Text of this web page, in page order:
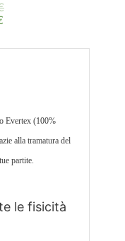
Evertex (100%
alla tramatura del
partite.
le fisicità